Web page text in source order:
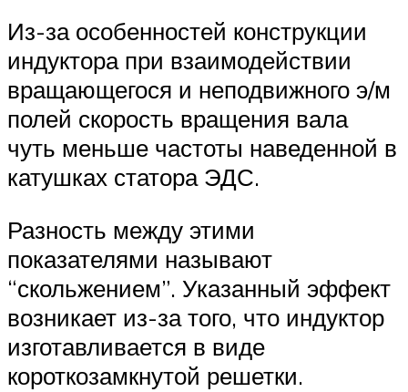
Из-за особенностей конструкции
индуктора при взаимодействии
вращающегося и неподвижного э/м
полей скорость вращения вала
чуть меньше частоты наведенной в
катушках статора ЭДС.
Разность между этими
показателями называют
“скольжением”. Указанный эффект
возникает из-за того, что индуктор
изготавливается в виде
короткозамкнутой решетки.